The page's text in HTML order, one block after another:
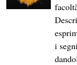
i